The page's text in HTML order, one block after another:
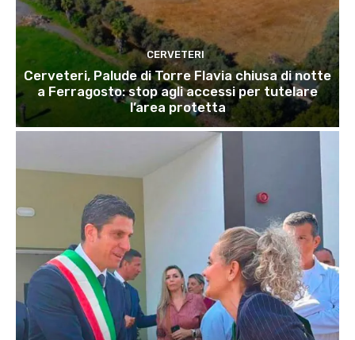
CERVETERI
Cerveteri, Palude di Torre Flavia chiusa di notte
a Ferragosto: stop agli accessi per tutelare
l’area protetta